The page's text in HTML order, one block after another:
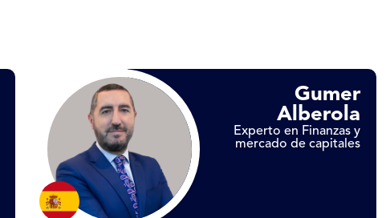
Gumer
Alberola
Experto en Finanzas y
mercado de capitales